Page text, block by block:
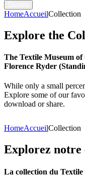
HomeAccueilCollection
Explore the
The Textile Museum of
Florence Ryder
While only a small
Explore some of our
download or share.
HomeAccueilCollection
Explorez notre
La collection du Textile